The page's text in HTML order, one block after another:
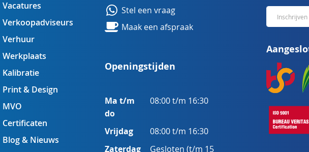
Vacatures
Verkoopadviseurs
Verhuur
Werkplaats
Kalibratie
Print & Design
MVO
Certificaten
Blog & Nieuws
Stel een vraag
Maak een afspraak
Openingstijden
Ma t/m
do
08:00 t/m 16:30
Vrijdag 08:00 t/m 16:30
Zaterdag Gesloten (t/m 15
Abonneer
u
onze